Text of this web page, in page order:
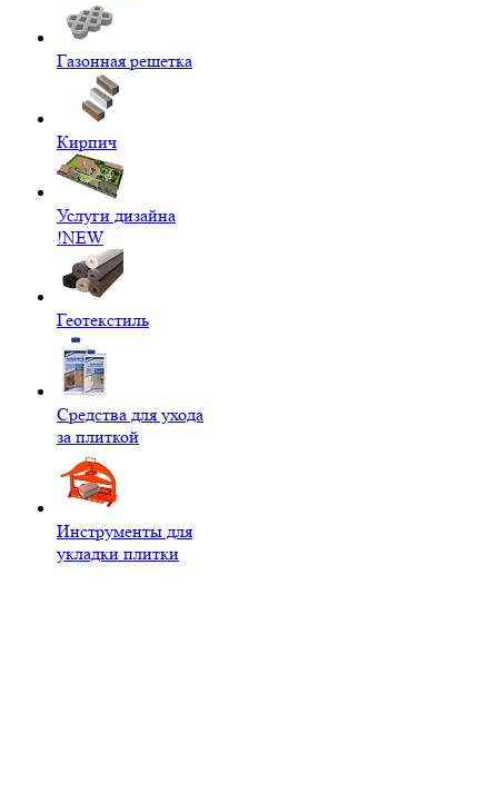
Газонная решетка
Кирпич
Услуги дизайна
!NEW
Геотекстиль
Средства для ухода
за плиткой
Инструменты для
укладки плитки